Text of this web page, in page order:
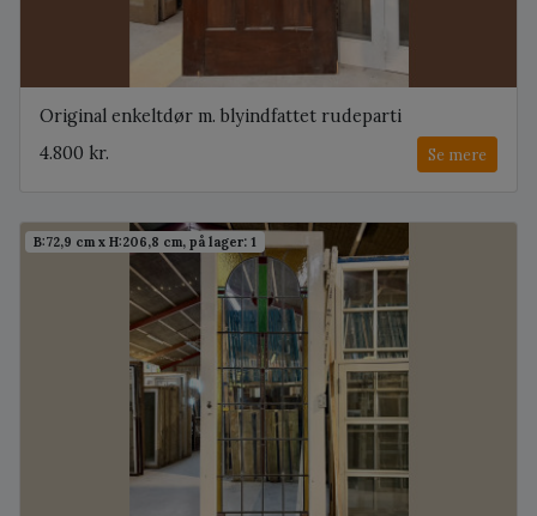
Original enkeltdør m. blyindfattet rudeparti
4.800 kr.
Se mere
B:72,9 cm x H:206,8 cm, på lager: 1